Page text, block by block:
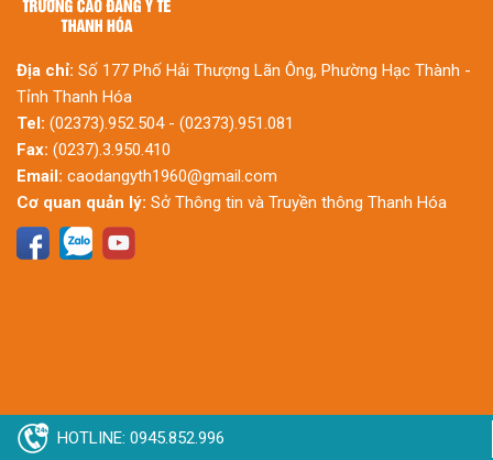
Địa chỉ: Số 177 Phố Hải Thượng Lãn Ông, Phường Hạc Thành -
Tỉnh Thanh Hóa
Tel: (02373).952.504 - (02373).951.081
Fax: (0237).3.950.410
Email: caodangyth1960@gmail.com
Cơ quan quản lý: Sở Thông tin và Truyền thông Thanh Hóa
HOTLINE: 0945.852.996